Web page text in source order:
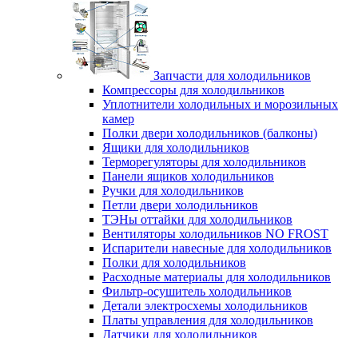
Запчасти для холодильников
Компрессоры для холодильников
Уплотнители холодильных и морозильных
камер
Полки двери холодильников (балконы)
Ящики для холодильников
Терморегуляторы для холодильников
Панели ящиков холодильников
Ручки для холодильников
Петли двери холодильников
ТЭНы оттайки для холодильников
Вентиляторы холодильников NO FROST
Испарители навесные для холодильников
Полки для холодильников
Расходные материалы для холодильников
Фильтр-осушитель холодильников
Детали электросхемы холодильников
Платы управления для холодильников
Датчики для холодильников